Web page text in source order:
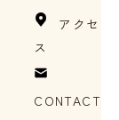
アクセ
ス
CONTACT